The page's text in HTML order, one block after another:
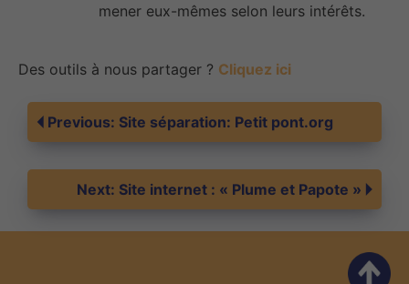
mener eux-mêmes selon leurs intérêts.
Des outils à nous partager ? Cliquez ici
Navigation
de
l’article
Previous: Site séparation: Petit pont.org
Next: Site internet : « Plume et Papote »